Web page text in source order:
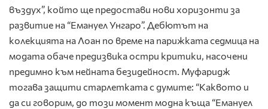
въздух”, който ще предостави нови хоризонти за
развитие на “Емануел Унгаро”. Дебютът на
колекцията на Лоан по време на парижката седмица на
модата обаче предизвика остри критики, насочени
предимно към нейната безидейност. Муфаридж
тогава защити старлетката с думите: “Каквото и
да си говорим, до този момент модна къща “Емануел